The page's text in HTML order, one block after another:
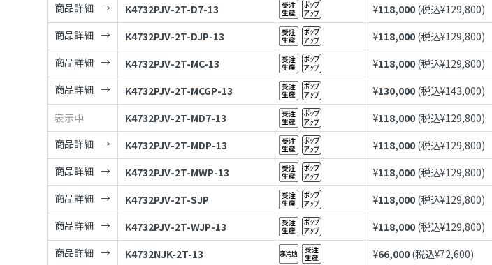
商品詳細
K4732PJV-2T-D7-13 ¥118,000 (税込¥129,800)
商品詳細
K4732PJV-2T-DJP-13 ¥118,000 (税込¥129,800)
商品詳細
K4732PJV-2T-MC-13 ¥118,000 (税込¥129,800)
商品詳細
K4732PJV-2T-MCGP-13 ¥130,000 (税込¥143,000)
表示中
K4732PJV-2T-MD7-13 ¥118,000 (税込¥129,800)
商品詳細
K4732PJV-2T-MDP-13 ¥118,000 (税込¥129,800)
商品詳細
K4732PJV-2T-MWP-13 ¥118,000 (税込¥129,800)
商品詳細
K4732PJV-2T-SJP ¥118,000 (税込¥129,800)
商品詳細
K4732PJV-2T-WJP-13 ¥118,000 (税込¥129,800)
商品詳細
K4732NJK-2T-13 ¥66,000 (税込¥72,600)